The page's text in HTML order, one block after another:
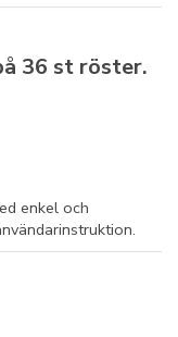
36 st röster.
enkel och